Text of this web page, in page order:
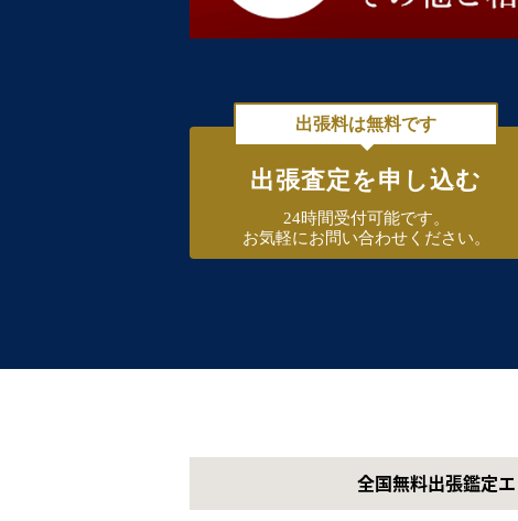
出張料は無料です
出張査定を申し込む
24時間受付可能です。
お気軽にお問い合わせください。
全国無料出張鑑定